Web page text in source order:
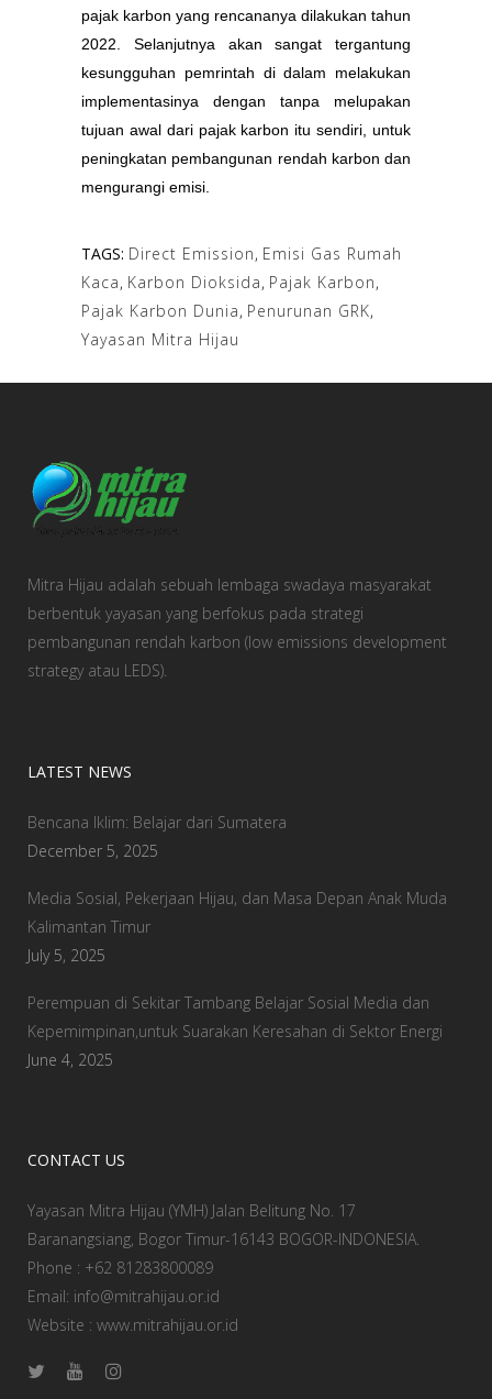
pajak karbon yang rencananya dilakukan tahun
2022. Selanjutnya akan sangat tergantung
kesungguhan pemrintah di dalam melakukan
implementasinya dengan tanpa melupakan
tujuan awal dari pajak karbon itu sendiri, untuk
peningkatan pembangunan rendah karbon dan
mengurangi emisi.
TAGS: Direct Emission, Emisi Gas Rumah
Kaca, Karbon Dioksida, Pajak Karbon,
Pajak Karbon Dunia, Penurunan GRK,
Yayasan Mitra Hijau
Mitra Hijau adalah sebuah lembaga swadaya masyarakat
berbentuk yayasan yang berfokus pada strategi
pembangunan rendah karbon (low emissions development
strategy atau LEDS).
LATEST NEWS
Bencana Iklim: Belajar dari Sumatera
December 5, 2025
Media Sosial, Pekerjaan Hijau, dan Masa Depan Anak Muda
Kalimantan Timur
July 5, 2025
Perempuan di Sekitar Tambang Belajar Sosial Media dan
Kepemimpinan,untuk Suarakan Keresahan di Sektor Energi
June 4, 2025
CONTACT US
Yayasan Mitra Hijau (YMH) Jalan Belitung No. 17
Baranangsiang, Bogor Timur-16143 BOGOR-INDONESIA.
Phone : +62 81283800089
Email: info@mitrahijau.or.id
Website : www.mitrahijau.or.id